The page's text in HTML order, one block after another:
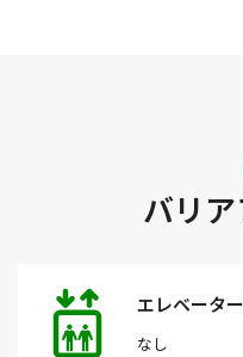
バリ
エレベーター
なし